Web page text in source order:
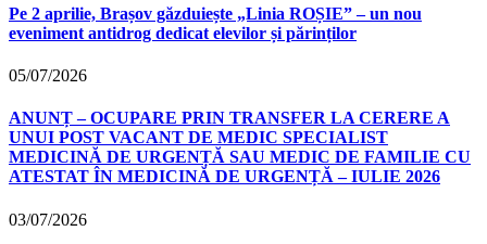
Pe 2 aprilie, Brașov găzduiește „Linia ROȘIE” – un nou
eveniment antidrog dedicat elevilor și părinților
05/07/2026
ANUNȚ – OCUPARE PRIN TRANSFER LA CERERE A
UNUI POST VACANT DE MEDIC SPECIALIST
MEDICINĂ DE URGENȚĂ SAU MEDIC DE FAMILIE CU
ATESTAT ÎN MEDICINĂ DE URGENȚĂ – IULIE 2026
03/07/2026